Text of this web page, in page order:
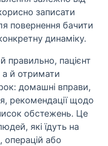
записати
повернення бачити
динаміку.
правильно, пацієнт
а й отримати
домашні вправи,
рекомендації щодо
обстежень. Це
які їдуть на
операцій або